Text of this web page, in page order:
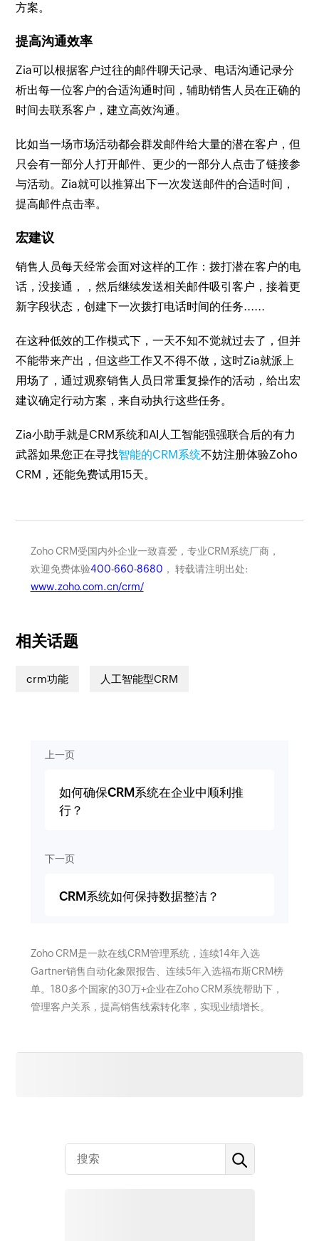
方案。
提高沟通效率
Zia可以根据客户过往的邮件聊天记录、电话沟通记录分
析出每一位客户的合适沟通时间，辅助销售人员在正确的
时间去联系客户，建立高效沟通。
比如当一场市场活动都会群发邮件给大量的潜在客户，但
只会有一部分人打开邮件、更少的一部分人点击了链接参
与活动。Zia就可以推算出下一次发送邮件的合适时间，
提高邮件点击率。
宏建议
销售人员每天经常会面对这样的工作：拨打潜在客户的电
话，没接通，，然后继续发送相关邮件吸引客户，接着更
新字段状态，创建下一次拨打电话时间的任务......
在这种低效的工作模式下，一天不知不觉就过去了，但并
不能带来产出，但这些工作又不得不做，这时Zia就派上
用场了，通过观察销售人员日常重复操作的活动，给出宏
建议确定行动方案，来自动执行这些任务。
Zia小助手就是CRM系统和AI人工智能强强联合后的有力
武器如果您正在寻找智能的CRM系统不妨注册体验Zoho
CRM，还能免费试用15天。
Zoho CRM受国内外企业一致喜爱，专业CRM系统厂商，
欢迎免费体验400-660-8680 ， 转载请注明出处:
www.zoho.com.cn/crm/
相关话题
crm功能 人工智能型CRM
上一页
如何确保CRM系统在企业中顺利推
行？
下一页
CRM系统如何保持数据整洁？
Zoho CRM是一款在线CRM管理系统，连续14年入选
Gartner销售自动化象限报告、连续5年入选福布斯CRM榜
单。180多个国家的30万+企业在Zoho CRM系统帮助下，
管理客户关系，提高销售线索转化率，实现业绩增长。